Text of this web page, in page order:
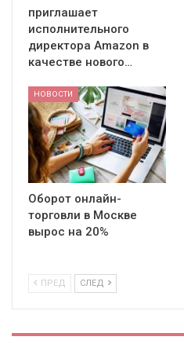
приглашает
исполнительного
директора Amazon в
качестве нового…
НОВОСТИ
Оборот онлайн-
торговли в Москве
вырос на 20%
ПРЕД СЛЕД